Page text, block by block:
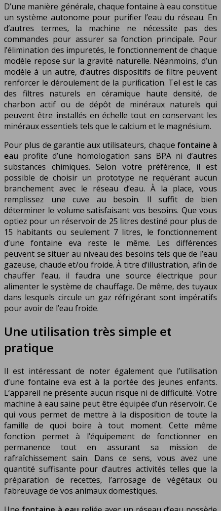
D’une manière générale, chaque fontaine à eau constitue
un système autonome pour purifier l’eau du réseau. En
d’autres termes, la machine ne nécessite pas des
commandes pour assurer sa fonction principale. Pour
l’élimination des impuretés, le fonctionnement de chaque
modèle repose sur la gravité naturelle. Néanmoins, d’un
modèle à un autre, d’autres dispositifs de filtre peuvent
renforcer le déroulement de la purification. Tel est le cas
des filtres naturels en céramique haute densité, de
charbon actif ou de dépôt de minéraux naturels qui
peuvent être installés en échelle tout en conservant les
minéraux essentiels tels que le calcium et le magnésium.
Pour plus de garantie aux utilisateurs, chaque fontaine à
eau profite d’une homologation sans BPA ni d’autres
substances chimiques. Selon votre préférence, il est
possible de choisir un prototype ne requérant aucun
branchement avec le réseau d’eau. À la place, vous
remplissez une cuve au besoin. Il suffit de bien
déterminer le volume satisfaisant vos besoins. Que vous
optiez pour un réservoir de 25 litres destiné pour plus de
15 habitants ou seulement 7 litres, le fonctionnement
d’une fontaine eva reste le même. Les différences
peuvent se situer au niveau des besoins tels que de l’eau
gazeuse, chaude et/ou froide. À titre d’illustration, afin de
chauffer l’eau, il faudra une source électrique pour
alimenter le système de chauffage. De même, des tuyaux
dans lesquels circule un gaz réfrigérant sont impératifs
pour avoir de l’eau froide.
Une utilisation très simple et
pratique
Il est intéressant de noter également que l’utilisation
d’une fontaine eva est à la portée des jeunes enfants.
L’appareil ne présente aucun risque ni de difficulté. Votre
machine à eau saine peut être équipée d’un réservoir. Ce
qui vous permet de mettre à la disposition de toute la
famille de quoi boire à tout moment. Cette même
fonction permet à l’équipement de fonctionner en
permanence tout en assurant sa mission de
rafraîchissement sain. Dans ce sens, vous avez une
quantité suffisante pour d’autres activités telles que la
préparation de recettes, l’arrosage de végétaux ou
l’abreuvage de vos animaux domestiques.